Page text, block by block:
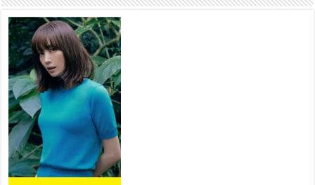
шугам хоолойн ажил 80
хувьтай үргэлжилж байна
2026 оны 7 сар 20 / 9 цаг 14 минут
Усархаг аадар бороо орж байгаа тул аюулгүй
байдлаа хангаж, үер усны аюулаас
сэрэмжлэхийг нийслэлийн Онцгой байдлын
газраас анхааруулж байна
2026 оны 7 сар 20 / 9 цаг 09 минут
311 алба хаагч, 119 техник хэрэгсэлтэй ажиллаж
үер усны аюул, болзошгүй эрсдэлээс сэргийлж
байна
2026 оны 7 сар 20 / 9 цаг 05 минут